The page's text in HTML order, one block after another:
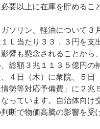
要以上に在庫を貯めるこ
ソリン、軽油について３
Ｌ当たり３３．３円を
響も懸念されることか
総額３兆１１３５億円の
４日（木）に衆院、５
勢等対応予備費」に２
っています。自治体向
断で物価高騰の影響を受